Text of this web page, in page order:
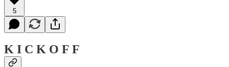
5
K I C K O F F